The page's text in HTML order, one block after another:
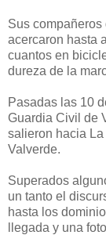
Sus
acercaron hasta
cuantos en
dureza de la
Pasadas las 10
Guardia Civil de
salieron hacia
Valverde.
Superados
un tanto el
hasta los
llegada y una